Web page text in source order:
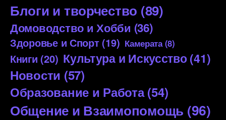
Блоги и творчество (89)
Домоводство и Хобби (36)
Здоровье и Спорт(19) Камерата(8)
Книги (20) Культура и Искусство(41)
Новости (57)
Образование и Работа(54)
Общение и Взаимопомощь (96)